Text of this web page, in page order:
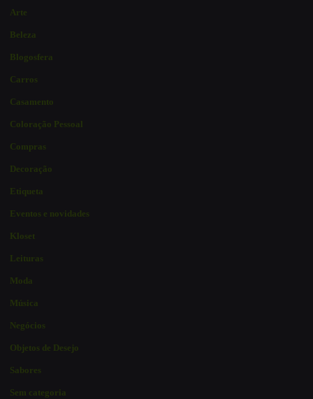
Arte
Beleza
Blogosfera
Carros
Casamento
Coloração Pessoal
Compras
Decoração
Etiqueta
Eventos e novidades
Kloset
Leituras
Moda
Música
Negócios
Objetos de Desejo
Sabores
Sem categoria